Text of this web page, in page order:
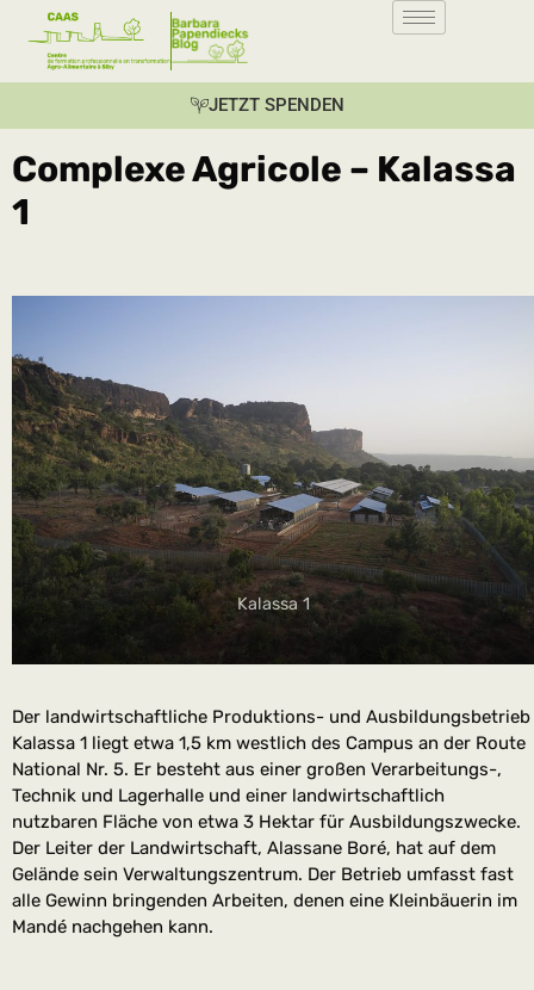
JETZT SPENDEN
Complexe Agricole – Kalassa
1
Kalassa 1
Der landwirtschaftliche Produktions- und Ausbildungsbetrieb
Kalassa 1 liegt etwa 1,5 km westlich des Campus an der Route
National Nr. 5. Er besteht aus einer großen Verarbeitungs-,
Technik und Lagerhalle und einer landwirtschaftlich
nutzbaren Fläche von etwa 3 Hektar für Ausbildungszwecke.
Der Leiter der Landwirtschaft, Alassane Boré, hat auf dem
Gelände sein Verwaltungszentrum. Der Betrieb umfasst fast
alle Gewinn bringenden Arbeiten, denen eine Kleinbäuerin im
Mandé nachgehen kann.